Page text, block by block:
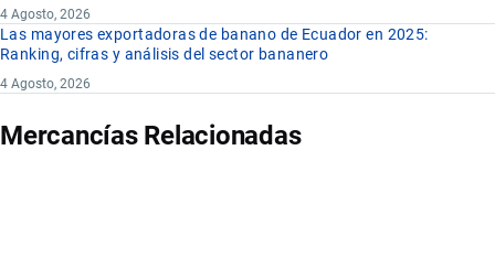
4 Agosto, 2026
Las mayores exportadoras de banano de Ecuador en 2025:
Ranking, cifras y análisis del sector bananero
4 Agosto, 2026
Mercancías Relacionadas